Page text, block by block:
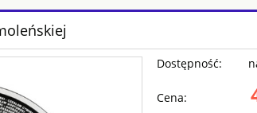
Dostępność:
Cena: